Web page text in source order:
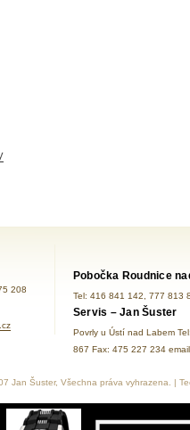
208
Pobočka Roudnice
Tel: 416 841 142, 777 813
Servis – Jan Šuster
Povrly u Ústí nad Labem
867 Fax: 475 227 234
Jan Šuster, Všechna práva vyhrazena. |